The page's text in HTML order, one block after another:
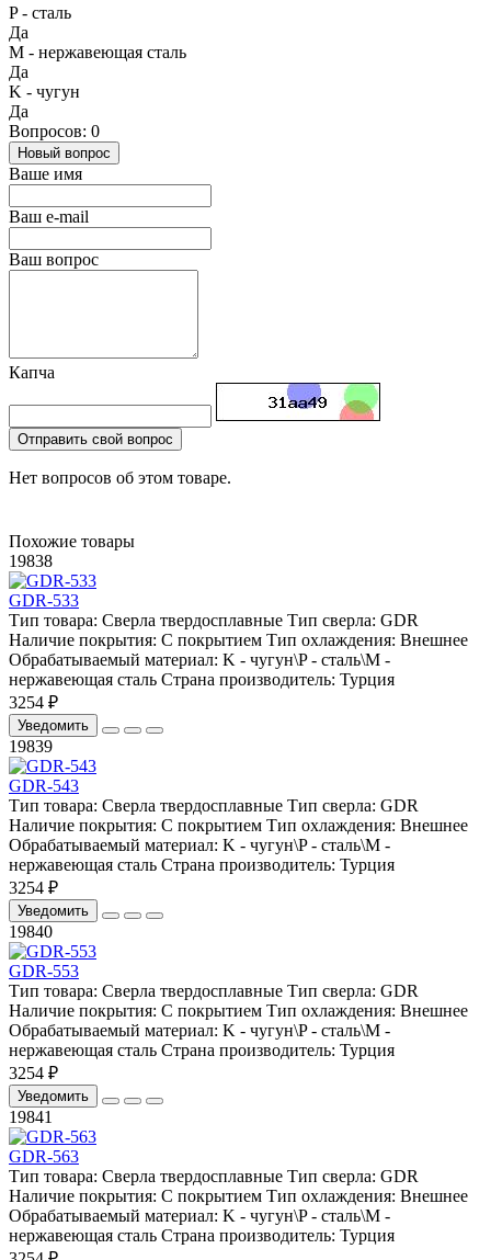
P - сталь
Да
М - нержавеющая сталь
Да
K - чугун
Да
Вопросов: 0
Новый вопрос
Ваше имя
Ваш e-mail
Ваш вопрос
Капча
Отправить свой вопрос
Нет вопросов об этом товаре.
Похожие товары
19838
GDR-533
Тип товара: Сверла твердосплавные Тип сверла: GDR
Наличие покрытия: С покрытием Тип охлаждения: Внешнее
Обрабатываемый материал: K - чугун\P - сталь\М -
нержавеющая сталь Страна производитель: Турция
3254 ₽
Уведомить
19839
GDR-543
Тип товара: Сверла твердосплавные Тип сверла: GDR
Наличие покрытия: С покрытием Тип охлаждения: Внешнее
Обрабатываемый материал: K - чугун\P - сталь\М -
нержавеющая сталь Страна производитель: Турция
3254 ₽
Уведомить
19840
GDR-553
Тип товара: Сверла твердосплавные Тип сверла: GDR
Наличие покрытия: С покрытием Тип охлаждения: Внешнее
Обрабатываемый материал: K - чугун\P - сталь\М -
нержавеющая сталь Страна производитель: Турция
3254 ₽
Уведомить
19841
GDR-563
Тип товара: Сверла твердосплавные Тип сверла: GDR
Наличие покрытия: С покрытием Тип охлаждения: Внешнее
Обрабатываемый материал: K - чугун\P - сталь\М -
нержавеющая сталь Страна производитель: Турция